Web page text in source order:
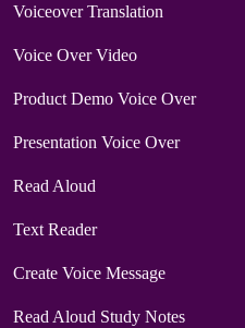
Voiceover Translation
Voice Over Video
Product Demo Voice Over
Presentation Voice Over
Read Aloud
Text Reader
Create Voice Message
Read Aloud Study Notes